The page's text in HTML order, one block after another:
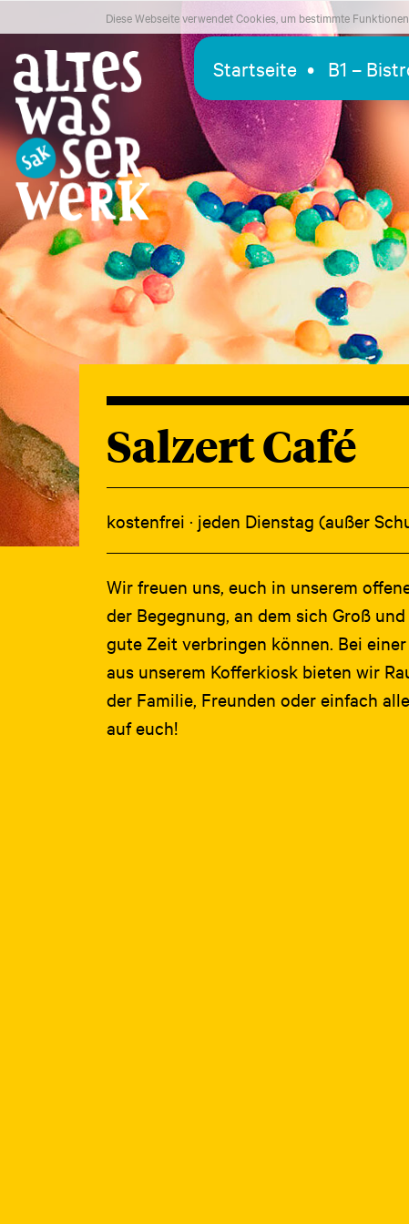
Startseite B1 –
Salzert Café
kostenfrei · jeden Dienstag (außer
Wir freuen uns, euch in unserem
der Begegnung, an dem sich Groß
gute Zeit verbringen können. Bei
aus unserem Kofferkiosk bieten wir
der Familie, Freunden oder einfach
auf euch!
Diese Webseite verwendet Cookies, um bestimmte